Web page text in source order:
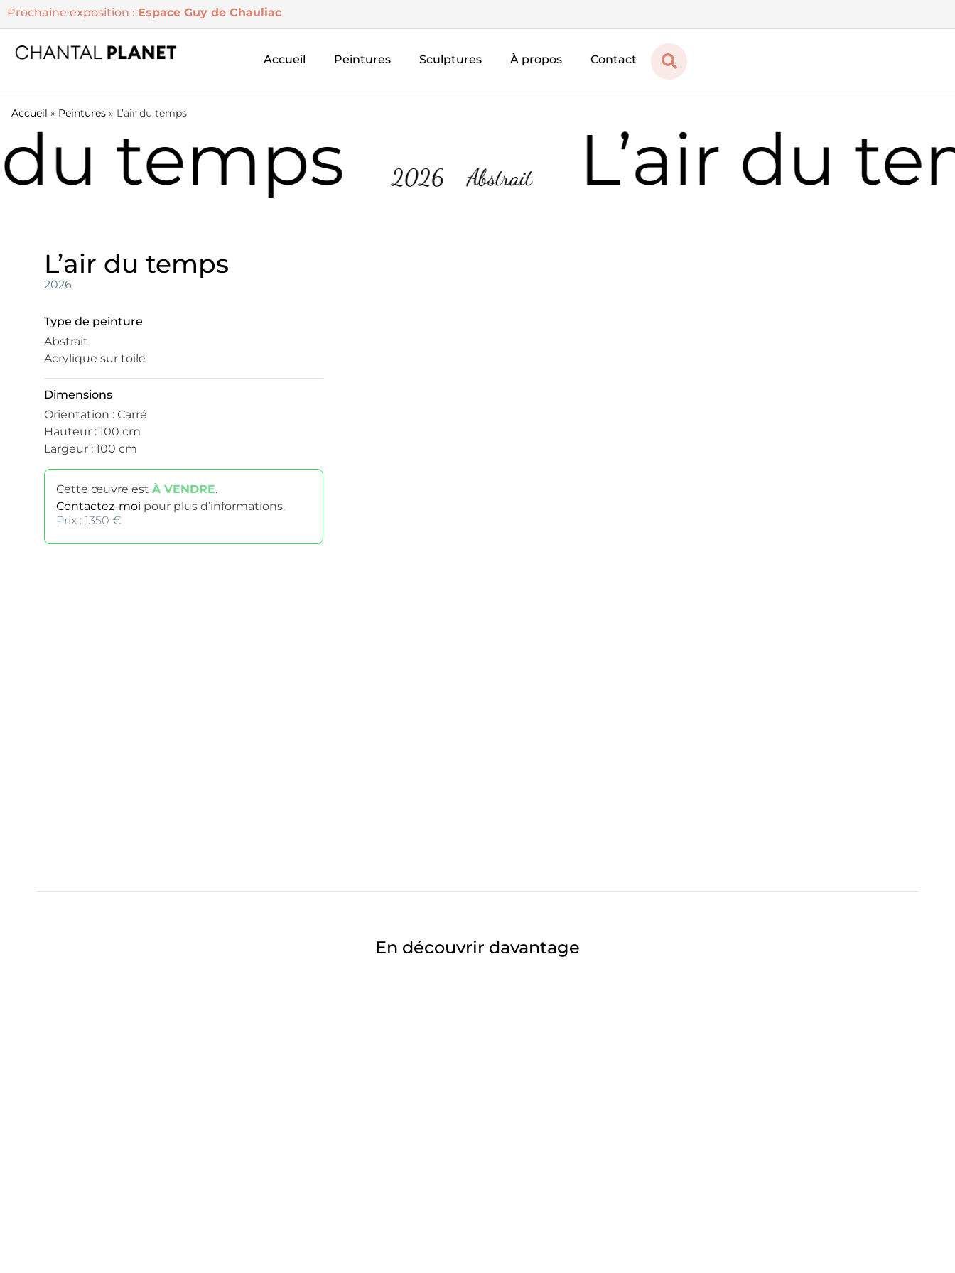
Prochaine exposition : Espace Guy de Chauliac
Accueil Peintures Sculptures À propos Contact
Accueil » Peintures » L’air du temps
temps 2026 Abstrait L’air du
L’air du temps
2026
Type de peinture
Abstrait
Acrylique sur toile
Dimensions
Orientation : Carré
Hauteur : 100 cm
Largeur : 100 cm
Cette œuvre est À VENDRE.
Contactez-moi pour plus d’informations.
Prix : 1350 €
En découvrir davantage